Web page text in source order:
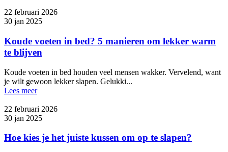
22 februari 2026
30 jan 2025
Koude voeten in bed? 5 manieren om lekker warm
te blijven
Koude voeten in bed houden veel mensen wakker. Vervelend, want
je wilt gewoon lekker slapen. Gelukki...
Lees meer
22 februari 2026
30 jan 2025
Hoe kies je het juiste kussen om op te slapen?